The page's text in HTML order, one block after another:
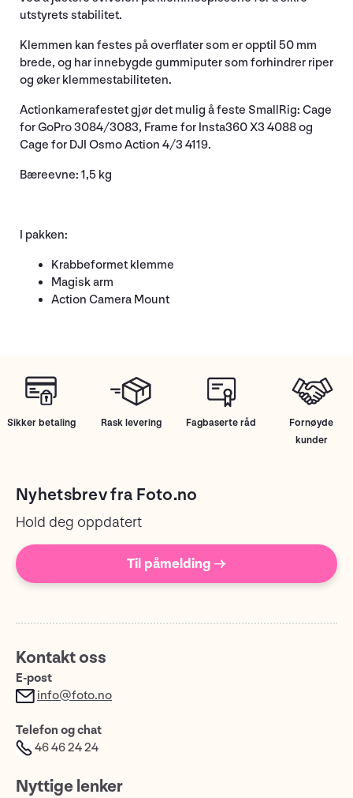
utstyrets stabilitet.
Klemmen kan festes på overflater som er opptil 50 mm
brede, og har innebygde gummiputer som forhindrer riper
og øker klemmestabiliteten.
Actionkamerafestet gjør det mulig å feste SmallRig: Cage
for GoPro 3084/3083, Frame for Insta360 X3 4088 og
Cage for DJI Osmo Action 4/3 4119.
Bæreevne: 1,5 kg
I pakken:
Krabbeformet klemme
Magisk arm
Action Camera Mount
Sikker betaling Rask levering Fagbaserte råd
Fornøyde
kunder
Nyhetsbrev fra Foto.no
Hold deg oppdatert
Til påmelding →
Kontakt oss
E-post
info@foto.no
Telefon og chat
46 46 24 24
Nyttige lenker